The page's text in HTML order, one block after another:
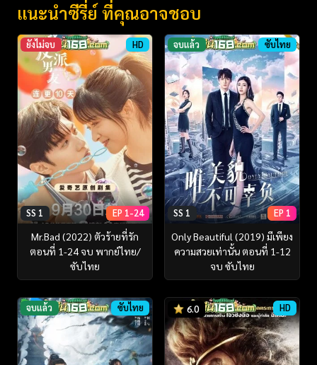
แนะนำซีรี่ย์ ที่คุณอาจชอบ
ยังไม่จบ HD
SS 1 EP 1-24
Mr.Bad (2022) ตัวร้ายที่รัก
ตอนที่ 1-24 จบ พากย์ไทย/
ซับไทย
จบแล้ว ซับไทย
SS 1 EP 1
Only Beautiful (2019) มีเพียง
ความสวยเท่านั้น ตอนที่ 1-12
จบ ซับไทย
จบแล้ว ซับไทย 6.0 HD